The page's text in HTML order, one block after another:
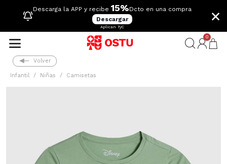
Descarga la APP y recibe 15%Dcto en una compra
Descargar
Aplican TyC
×
0
Volver
Infantil Niñas Camisetas